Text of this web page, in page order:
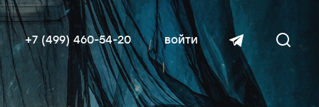
+7 (499) 460-54-20 войти